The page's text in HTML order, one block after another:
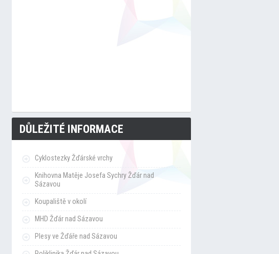
DŮLEŽITÉ INFORMACE
Cyklostezky Žďárské vrchy
Knihovna Matěje Josefa Sychry Žďár nad
Sázavou
Koupaliště v okolí
MHD Žďár nad Sázavou
Plesy ve Žďáře nad Sázavou